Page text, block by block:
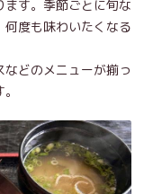
す。季節ごとに旬な
度も味わいたくなる
どのメニューが揃っ